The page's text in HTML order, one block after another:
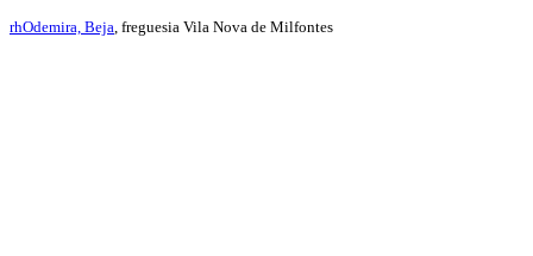
rhOdemira, Beja , freguesia Vila Nova de Milfontes